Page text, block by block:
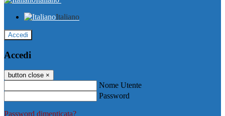
Italiano
Accedi
Accedi
button close ×
Nome Utente
Password
Password dimenticata?